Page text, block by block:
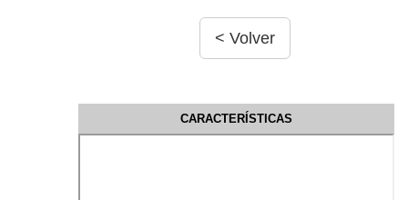
CARACTERÍSTICAS